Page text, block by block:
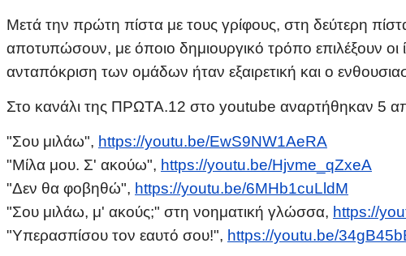
Μετά την πρώτη πίστα με τους γρίφους, στη δεύτερη
αποτυπώσουν, με όποιο δημιουργικό τρόπο επιλέξουν
ανταπόκριση των ομάδων ήταν εξαιρετική και ο
Στο κανάλι της ΠΡΩΤΑ.12 στο youtube αναρτήθηκαν 5
"Σου μιλάω", https://youtu.be/EwS9NW1AeRA
"Μίλα μου. Σ' ακούω", https://youtu.be/Hjvme_qZxeA
"Δεν θα φοβηθώ", https://youtu.be/6MHb1cuLldM
"Σου μιλάω, μ' ακούς;" στη νοηματική γλώσσα, https://
"Υπερασπίσου τον εαυτό σου!", https://youtu.be/